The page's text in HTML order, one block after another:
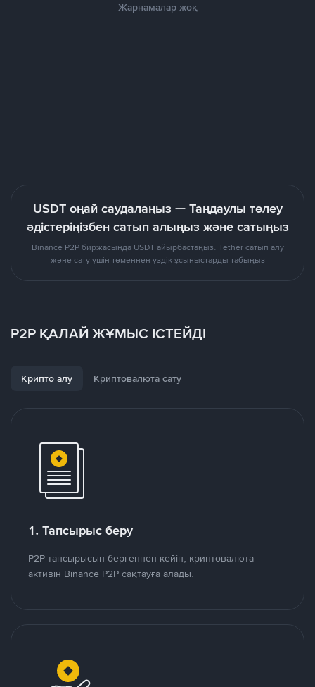
Жарнамалар жоқ
USDT оңай саудалаңыз — Таңдаулы төлеу
әдістеріңізбен сатып алыңыз және сатыңыз
Binance P2P биржасында USDT айырбастаңыз. Tether сатып алу
және сату үшін төменнен үздік ұсыныстарды табыңыз
P2P ҚАЛАЙ ЖҰМЫС ІСТЕЙДІ
Крипто алу Криптовалюта сату
1. Тапсырыс беру
P2P тапсырысын бергеннен кейін, криптовалюта
активін Binance P2P сақтауға алады.